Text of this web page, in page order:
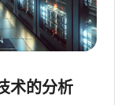
术的分析